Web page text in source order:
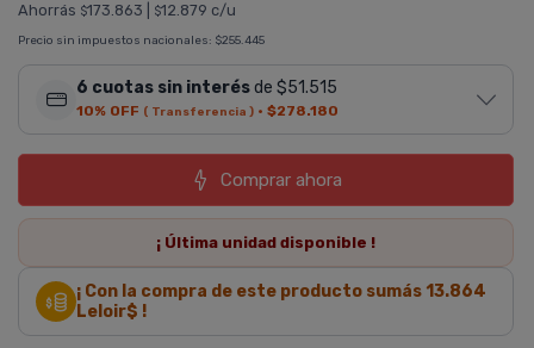
Ahorrás $173.863 $12.879 c/u
Precio sin impuestos nacionales: $255.445
6 cuotas sin interésde $51.515
10% OFF ( Transferencia ) · $278.180
Comprar ahora
¡ Última unidad disponible !
¡ Con la compra de este producto sumás 13.864
Leloir$ !